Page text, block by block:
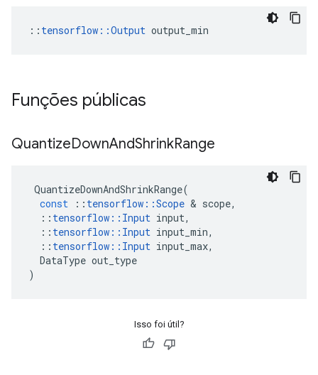
:: tensorflow::Output output_min
Funções públicas
QuantizeDownAndShrinkRange
QuantizeDownAndShrinkRange(
const
:: tensorflow ::Scope & scope,
:: tensorflow :: Input input,
:: tensorflow :: Input input_min,
:: tensorflow :: Input input_max,
DataType out_type
)
Isso foi útil?